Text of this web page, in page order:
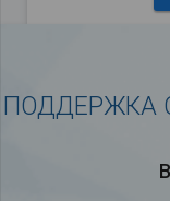
ПОДДЕРЖКА